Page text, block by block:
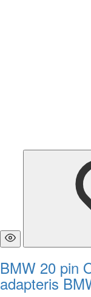
BMW 20 pin
adapteris